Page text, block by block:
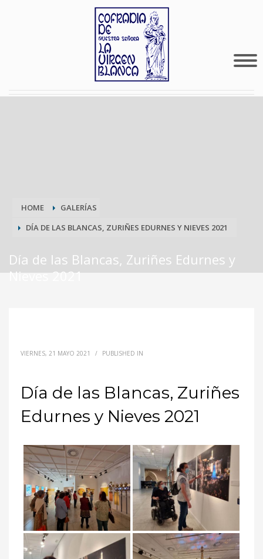
HOME
GALERÍAS
DÍA DE LAS BLANCAS, ZURIÑES EDURNES Y NIEVES 2021
Día de las Blancas, Zuriñes Edurnes y
Nieves 2021
VIERNES, 21 MAYO 2021 / PUBLISHED IN
Día de las Blancas, Zuriñes
Edurnes y Nieves 2021